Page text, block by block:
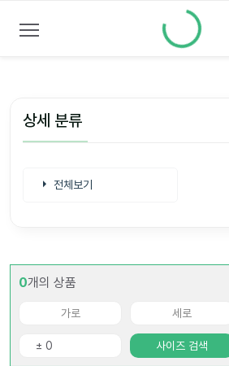
상세 분류
전체보기
0개의 상품
사이즈 검색